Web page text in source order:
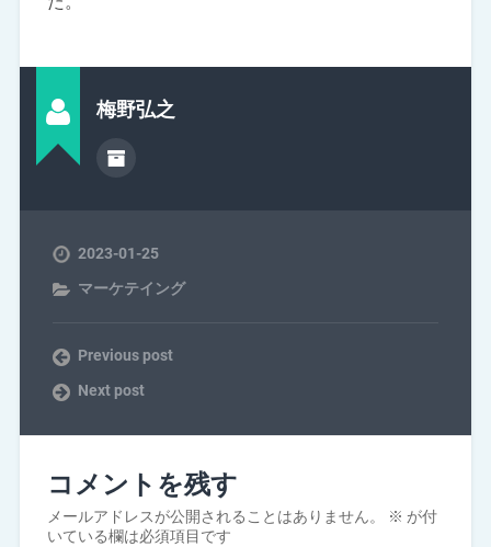
梅野弘之
2023-01-25
マーケテイング
Previous post
Next post
コメントを残す
メールアドレスが公開されることはありません。 ※ が付
いている欄は必須項目です